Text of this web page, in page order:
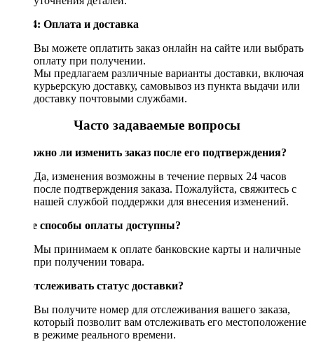
Шаг 4: Оплата и доставка
Вы можете оплатить заказ онлайн на сайте или выбрать
оплату при получении.
Мы предлагаем различные варианты доставки, включая
курьерскую доставку, самовывоз из пункта выдачи или
доставку почтовыми службами.
Часто задаваемые вопросы
Возможно ли изменить заказ после его подтверждения?
Да, изменения возможны в течение первых 24 часов
после подтверждения заказа. Пожалуйста, свяжитесь с
нашей службой поддержки для внесения изменений.
Какие способы оплаты доступны?
Мы принимаем к оплате банковские карты и наличные
при получении товара.
Как отслеживать статус доставки?
Вы получите номер для отслеживания вашего заказа,
который позволит вам отслеживать его местоположение
в режиме реального времени.